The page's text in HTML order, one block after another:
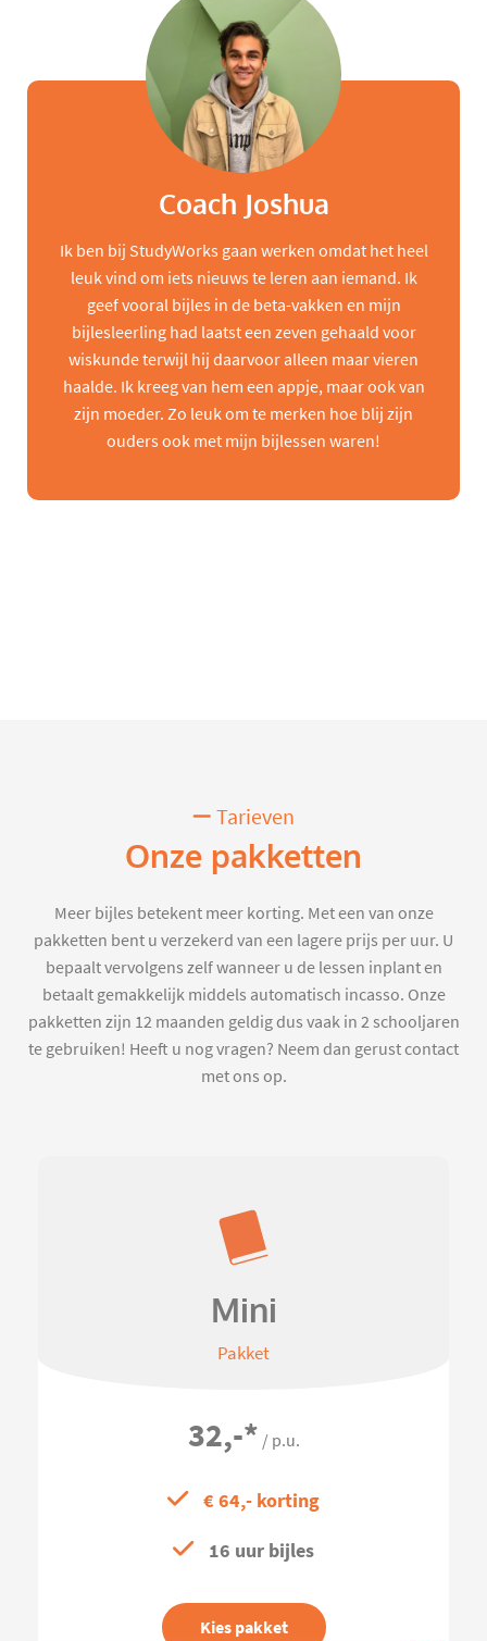
Coach Joshua
Ik ben bij StudyWorks gaan werken omdat het heel
leuk vind om iets nieuws te leren aan iemand. Ik
geef vooral bijles in de beta-vakken en mijn
bijlesleerling had laatst een zeven gehaald voor
wiskunde terwijl hij daarvoor alleen maar vieren
haalde. Ik kreeg van hem een appje, maar ook van
zijn moeder. Zo leuk om te merken hoe blij zijn
ouders ook met mijn bijlessen waren!
Tarieven
Onze pakketten
Meer bijles betekent meer korting. Met een van onze
pakketten bent u verzekerd van een lagere prijs per uur. U
bepaalt vervolgens zelf wanneer u de lessen inplant en
betaalt gemakkelijk middels automatisch incasso. Onze
pakketten zijn 12 maanden geldig dus vaak in 2 schooljaren
te gebruiken! Heeft u nog vragen? Neem dan gerust contact
met ons op.
Mini
Pakket
32,-* / p.u.
€ 64,- korting
16 uur bijles
Kies pakket